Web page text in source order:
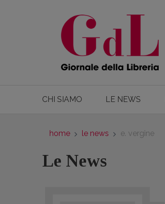
CHI SIAMO LE NEWS
home le news e. vergine
Le News